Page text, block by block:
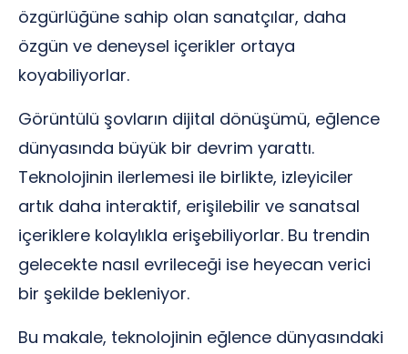
özgürlüğüne sahip olan sanatçılar, daha
özgün ve deneysel içerikler ortaya
koyabiliyorlar.
Görüntülü şovların dijital dönüşümü, eğlence
dünyasında büyük bir devrim yarattı.
Teknolojinin ilerlemesi ile birlikte, izleyiciler
artık daha interaktif, erişilebilir ve sanatsal
içeriklere kolaylıkla erişebiliyorlar. Bu trendin
gelecekte nasıl evrileceği ise heyecan verici
bir şekilde bekleniyor.
Bu makale, teknolojinin eğlence dünyasındaki